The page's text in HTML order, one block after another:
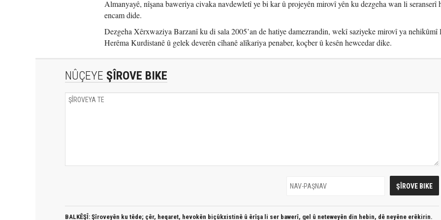
Almanyayê, nîşana baweriya civaka navdewletî ye bi kar û projeyên mirovî yên ku dezgeha wan li seranserî
encam dide.
Dezgeha Xêrxwaziya Barzanî ku di sala 2005’an de hatiye damezrandin, wekî saziyeke mirovî ya nehikûmî
Herêma Kurdistanê û gelek deverên cîhanê alîkariya penaber, koçber û kesên hewcedar dike.
NÛÇEYE ŞÎROVE BIKE
BALKÊŞÎ: Şîroveyên ku têde; çêr, heqaret, hevokên biçûkxistinê û êrîşa li ser bawerî, gel û neteweyên din hebin, dê neyêne erêkirin.